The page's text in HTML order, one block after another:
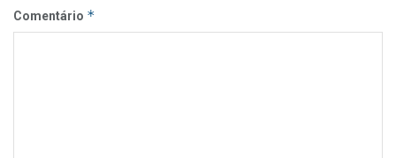
Comentário *